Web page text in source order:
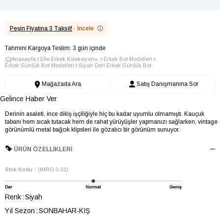
Peşin Fiyatına 3 Taksit! · İncele ⓘ
Tahmini Kargoya Teslim: 3 gün içinde
Anasayfa Elle Erkek Koleksiyonu
Erkek Bot Modelleri
Erkek Günlük Bot Modelleri
Siyah Deri Erkek Günlük Bot
Mağazada Ara Satış Danışmanına Sor
Gelince Haber Ver
Derinin asaleti, ince dikiş işçiliğiyle hiç bu kadar uyumlu olmamıştı. Kauçuk
tabanı hem sıcak tutacak hem de rahat yürüyüşler yapmanızı sağlarken, vintage
görünümlü metal bağcık klipsleri ile gözalıcı bir görünüm sunuyor.
ÜRÜN ÖZELLIKLERI
Stok Kodu (IMRO-1-01)
Renk Siyah
Yıl Sezon SONBAHAR-KIŞ